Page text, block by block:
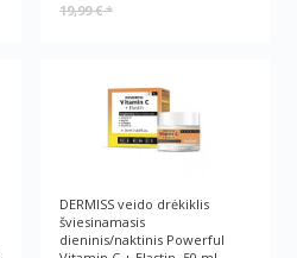
19,99 €*
DERMISS veido drėkiklis
šviesinamasis
dieninis/naktinis Powerful